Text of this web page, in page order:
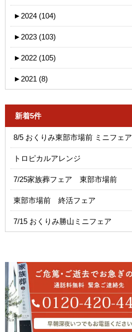
►2024 (104)
►2023 (103)
►2022 (105)
►2021 (8)
新着5件
8/5 おくりみ東部市場前 ミニフェア
トロピカルアレンジ
7/25家族葬フェア 東部市場前
東部市場前 終活フェア
7/15 おくりみ勝山ミニフェア